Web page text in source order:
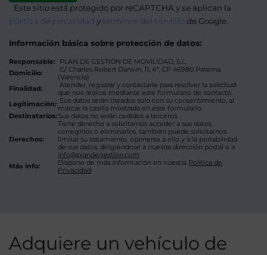
Este sitio está protegido por reCAPTCHA y se aplican la
política de privacidad y términos del serviciode Google.
Información básica sobre protección de datos:
Responsable: PLAN DE GESTIÓN DE MOVILIDAD, S.L.
Domicilio:
C/ Charles Robert Darwin, 11, 4ª, CP 46980 Paterna
(Valencia)
Finalidad:
Atender, registrar y contactarle para resolver la solicitud
que nos realice mediante este formulario de contacto.
Legitimación: Sus datos serán tratados solo con su consentimiento, al
marcar la casilla mostrada en este formulario.
Destinatarios:Sus datos no serán cedidos a terceros.
Derechos:
Tiene derecho a solicitarnos acceder a sus datos,
corregirlos o eliminarlos, también puede solicitarnos
limitar su tratamiento, oponerse a ello y a la portabilidad
de sus datos, dirigiéndose a nuestra dirección postal o a
info@plandegestion.com
Más info:
Dispone de más información en nuestra Política de
Privacidad
Adquiere un vehículo de